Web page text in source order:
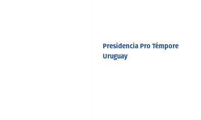
Presidencia Pro Témpore
Uruguay